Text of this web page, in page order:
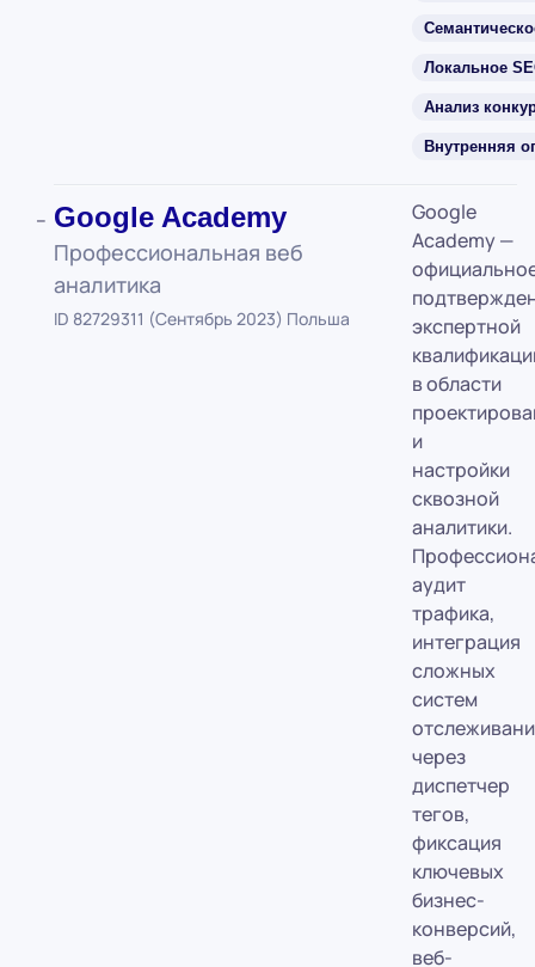
Локальное
Анализ
Внутренняя
Google Academy
Профессиональная веб
аналитика
ID 82729311 (Сентябрь 2023) Польша
Google
Academy —
экспертной
в области
и
настройки
сквозной
аналитики.
аудит
трафика,
интеграция
сложных
систем
через
диспетчер
тегов,
фиксация
ключевых
бизнес-
конверсий,
веб-